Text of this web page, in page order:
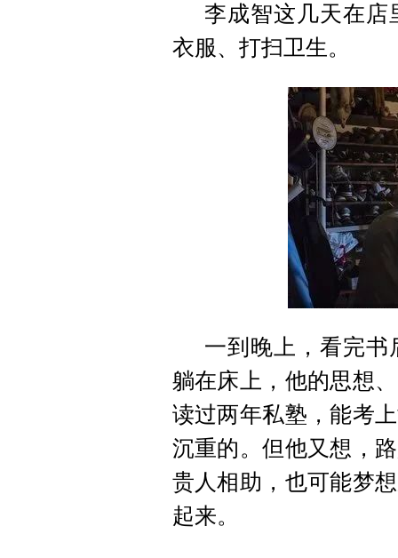
李成智这几天在
衣服、打扫卫生。
一到晚上，看完
躺在床上，他的思想
读过两年私塾，能考
沉重的。但他又想，
贵人相助，也可能梦
起来。